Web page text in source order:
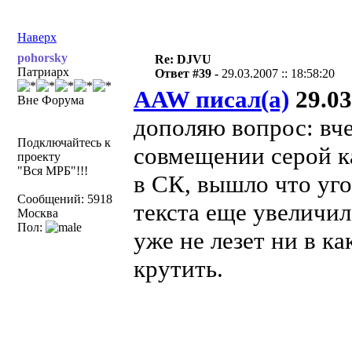
Наверх
pohorsky
Патриарх
Вне Форума
Подключайтесь к
проекту
"Вся МРБ"!!!
Сообщений: 5918
Москва
Пол:
Re: DJVU
Ответ #39 - 29.03.2007 :: 18:58:20
AAW писал(а)
дополяю вопрос:
совмещении серой
в СК, вышло что
текста еще
уже не лезет ни в
крутить.